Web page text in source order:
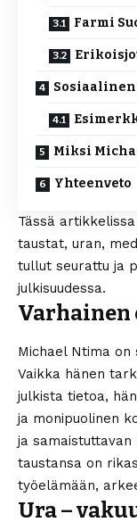
Farmi
Miksi
Yhteenveto
Tässä
taustat, uran,
tullut seurattu ja
julkisuudessa.
Varhainen
Michael Ntima on
Vaikka hänen
julkista tietoa,
ja monipuolinen
ja samaistuttavan
taustansa on
työelämään,
Ura –